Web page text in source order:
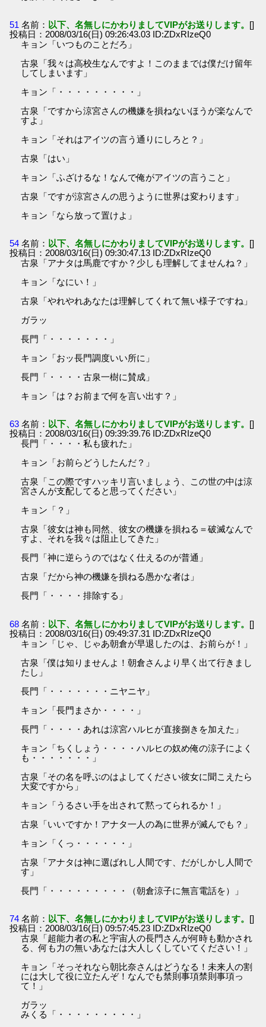
51 名前： 以下、名無しにかわりましてVIPがお送りします。 []
投稿日：2008/03/16(日) 09:26:43.03 ID:ZDxRIzeQ0
キョン「いつものことだろ」
古泉「我々は高校生なんですよ！このままでは僕だけ留年
してしまいます」
キョン「・・・・・・・・・」
古泉「ですから涼宮さんの機嫌を損ねないほうが楽なんで
すよ」
キョン「それはアイツの言う通りにしろと？」
古泉「はい」
キョン「ふざけるな！なんで俺がアイツの言うこと」
古泉「ですが涼宮さんの思うように世界は変わります」
キョン「なら放って置けよ」
54 名前： 以下、名無しにかわりましてVIPがお送りします。 []
投稿日：2008/03/16(日) 09:30:47.13 ID:ZDxRIzeQ0
古泉「アナタは馬鹿ですか？少しも理解してませんね？」
キョン「なにい！」
古泉「やれやれあなたは理解してくれて無い様子ですね」
ガラッ
長門「・・・・・・・」
キョン「おッ長門調度いい所に」
長門「・・・・古泉一樹に賛成」
キョン「は？お前まで何を言い出す？」
63 名前： 以下、名無しにかわりましてVIPがお送りします。 []
投稿日：2008/03/16(日) 09:39:39.76 ID:ZDxRIzeQ0
長門「・・・・私も疲れた」
キョン「お前らどうしたんだ？」
古泉「この際ですハッキリ言いましょう、この世の中は涼
宮さんが支配してると思ってください」
キョン「？」
古泉「彼女は神も同然、彼女の機嫌を損ねる＝破滅なんで
すよ、それを我々は阻止してきた」
長門「神に逆らうのではなく仕えるのが普通」
古泉「だから神の機嫌を損ねる愚かな者は」
長門「・・・・排除する」
68 名前： 以下、名無しにかわりましてVIPがお送りします。 []
投稿日：2008/03/16(日) 09:49:37.31 ID:ZDxRIzeQ0
キョン「じゃ、じゃあ朝倉が早退したのは、お前らが！」
古泉「僕は知りませんよ！朝倉さんより早く出て行きまし
たし」
長門「・・・・・・・ニヤニヤ」
キョン「長門まさか・・・・」
長門「・・・・あれは涼宮ハルヒが直接捌きを加えた」
キョン「ちくしょう・・・・ハルヒの奴め俺の涼子によく
も・・・・・・・」
古泉「その名を呼ぶのはよしてください彼女に聞こえたら
大変ですから」
キョン「うるさい手を出されて黙ってられるか！」
古泉「いいですか！アナタ一人の為に世界が滅んでも？」
キョン「くっ・・・・・・」
古泉「アナタは神に選ばれし人間です、だがしかし人間で
す」
長門「・・・・・・・・・（朝倉涼子に無言電話を）」
74 名前： 以下、名無しにかわりましてVIPがお送りします。 []
投稿日：2008/03/16(日) 09:57:45.23 ID:ZDxRIzeQ0
古泉「超能力者の私と宇宙人の長門さんが何時も動かされ
る、何も力の無いあなたは大人しくしていてください！」
キョン「そっそれなら朝比奈さんはどうなる！未来人の割
には大して役に立たんぞ！なんでも禁則事項禁則事項っ
て！」
ガラッ
みくる「・・・・・・・・・」